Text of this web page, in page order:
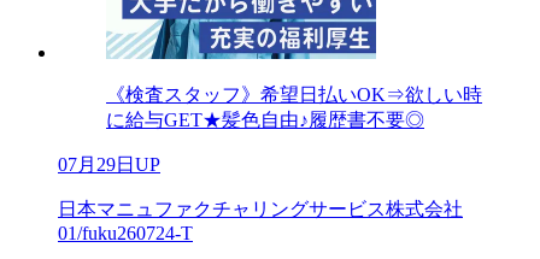
《検査スタッフ》希望日払いOK⇒欲しい時
に給与GET★髪色自由♪履歴書不要◎
07月29日UP
日本マニュファクチャリングサービス株式会社
01/fuku260724-T